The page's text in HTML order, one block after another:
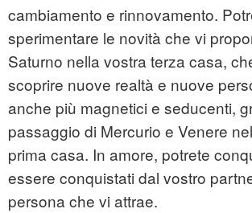
cambiamento e rinnovamento.
sperimentare le novità che vi
Saturno nella vostra terza casa,
scoprire nuove realtà e nuove
anche più magnetici e seducenti,
passaggio di Mercurio e Venere
prima casa. In amore, potrete
essere conquistati dal vostro
persona che vi attrae.